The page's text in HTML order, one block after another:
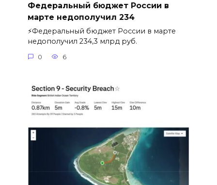
Федеральный бюджет России в
марте недополучил 234
⚡️Федеральный бюджет России в марте
недополучил 234,3 млрд руб.
0 6